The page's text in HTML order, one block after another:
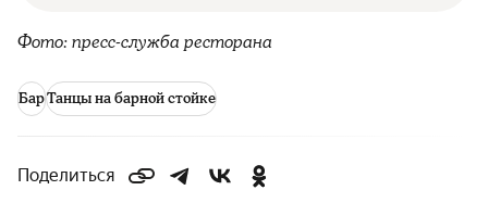
Фото: пресс-служба ресторана
БарТанцы на барной стойке
Поделиться